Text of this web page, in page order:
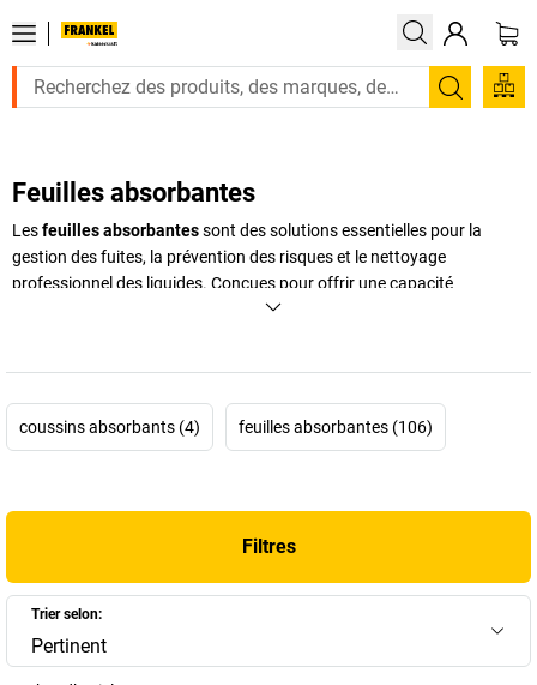
Feuilles absorbantes
Lesfeuilles absorbantessont des solutions essentielles pour la
gestion des fuites, la prévention des risques et le nettoyage
professionnel des liquides. Conçues pour offrir une capacité
d’absorption élevée, elles permettent de traiter efficacement des
la protection des sols. Selon leur conception, les
feuilles absorbantes
résistance, elles répondent aussi bien aux besoins préventifs qu’aux
absorbantespour huile et de produits de gestion des fuites adaptés à
+Afficher plus
coussins absorbants (4) feuilles absorbantes (106)
Filtres
Trier selon:
Pertinent